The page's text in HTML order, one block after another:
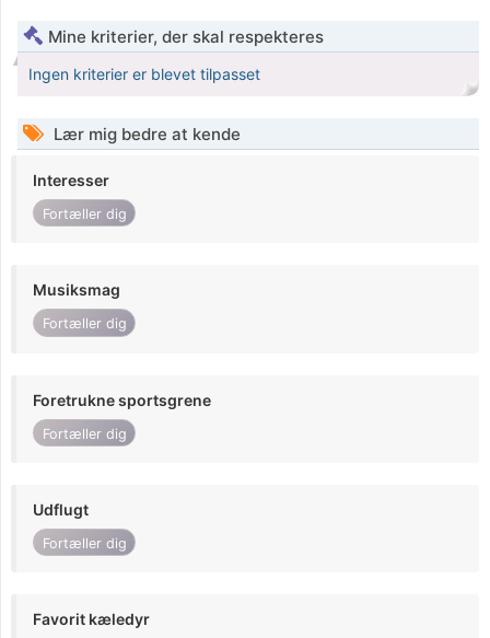
Mine kriterier, der skal respekteres
Ingen kriterier er blevet tilpasset
Lær mig bedre at kende
Interesser
Fortæller dig
Musiksmag
Fortæller dig
Foretrukne sportsgrene
Fortæller dig
Udflugt
Fortæller dig
Favorit kæledyr